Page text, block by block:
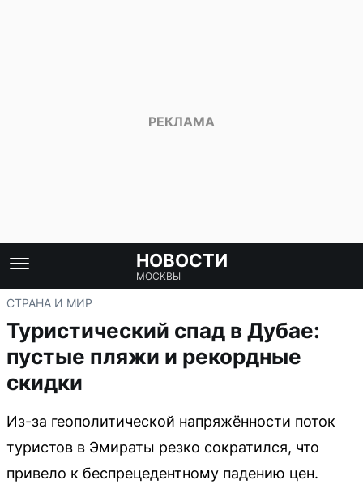
НОВОСТИ
МОСКВЫ
СТРАНА И МИР
Туристический спад в Дубае:
пустые пляжи и рекордные
скидки
Из-за геополитической напряжённости поток
туристов в Эмираты резко сократился, что
привело к беспрецедентному падению цен.